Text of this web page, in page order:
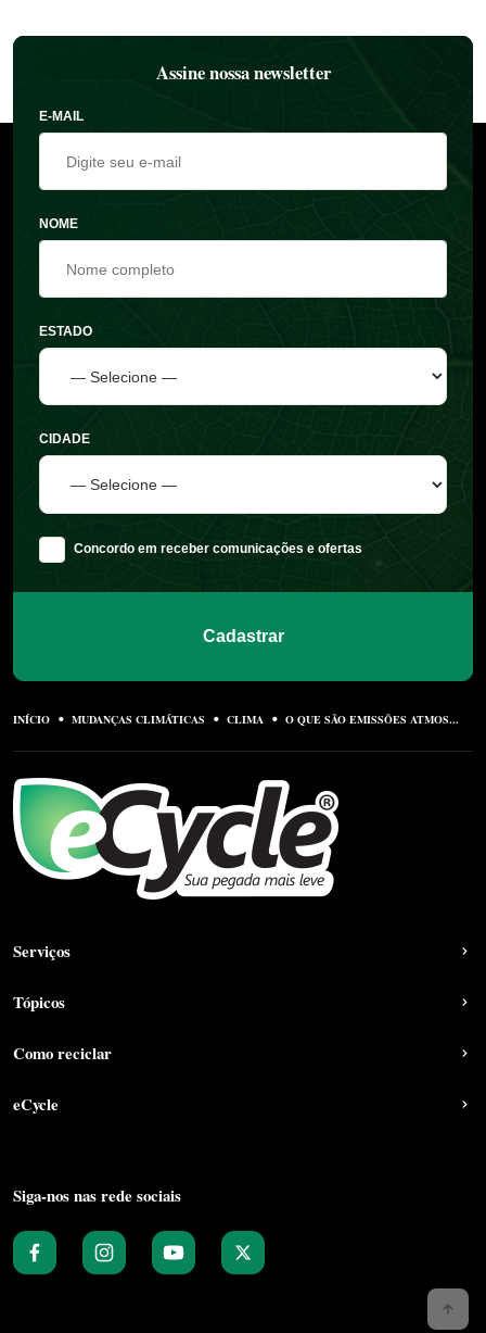
Assine nossa newsletter
E-MAIL
NOME
ESTADO
CIDADE
Concordo em receber comunicações e ofertas
Cadastrar
INÍCIO MUDANÇAS CLIMÁTICAS CLIMA O QUE SÃO EMISSÕES ATMOS...
Serviços
Tópicos
Como reciclar
eCycle
Siga-nos nas rede sociais